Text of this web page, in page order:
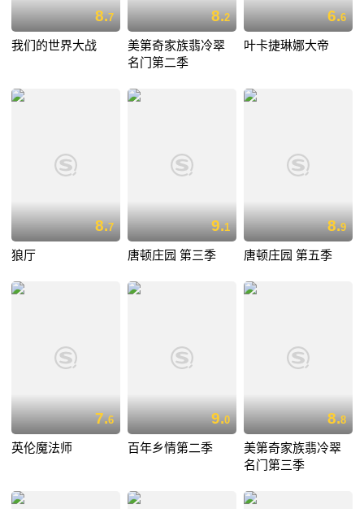
8.7
我们的世界大战
8.2
美第奇家族翡冷翠
名门第二季
6.6
叶卡捷琳娜大帝
8.7
狼厅
9.1
唐顿庄园 第三季
8.9
唐顿庄园 第五季
7.6
英伦魔法师
9.0
百年乡情第二季
8.8
美第奇家族翡冷翠
名门第三季